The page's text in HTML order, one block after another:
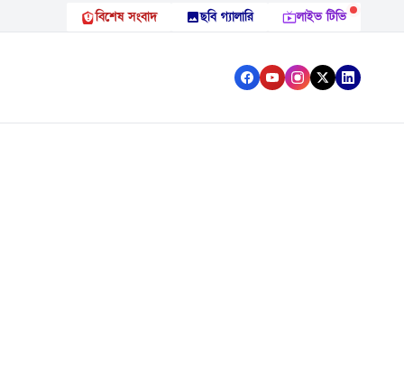
বিশেষ সংবাদ ছবি গ্যালারি লাইভ টিভি